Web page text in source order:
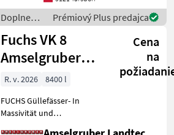
Materialstärken + Beste
Materialen und Beste
Komponente
Doplnenie
živin a
polievanie
/ Fuchs
Prémiový Plus predajca
Fuchs VK 8
Amselgruber
Edition 1 Achs
Cena
na
R. v. 2026
8400 l
FUCHS Güllefässer- In
Massivität und